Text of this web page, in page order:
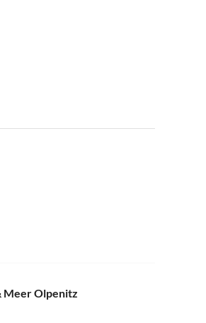
Meer Olpenitz